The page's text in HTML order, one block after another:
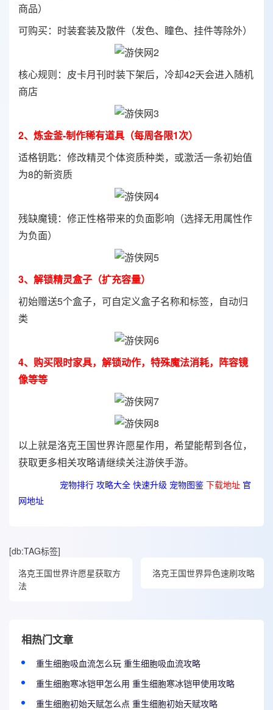
商品）
可购买：时装套装及散件（发色、瞳色、挂件等除外）
核心规则：皮卡月刊时装下架后，冷却42天会进入随机
商店
2、炼金釜-制作稀有道具（每周各限1次）
适格钥匙：修改精灵个体资质种类，或激活一条初始值
为8的新资质
残缺魔镜：修正性格带来的负面影响（选择无用属性作
为负面）
3、解锁精灵盒子（扩充容量）
初始赠送5个盒子，可自定义盒子名称和标签，自动归
类
4、购买限时家具，解锁动作，特殊魔法消耗，阵容镜
像等等
以上就是洛克王国世界许愿星作用，希望能帮到各位，
获取更多相关攻略请继续关注游侠手游。
宠物排行 攻略大全 快速升级 宠物图鉴 下载地址 官
网地址
[db:TAG标签]
洛克王国世界许愿星获取方
法
洛克王国世界异色速刷攻略
相热门文章
重生细胞吸血流怎么玩 重生细胞吸血流攻略
重生细胞寒冰铠甲怎么用 重生细胞寒冰铠甲使用攻略
重生细胞初始天赋怎么点 重生细胞初始天赋攻略